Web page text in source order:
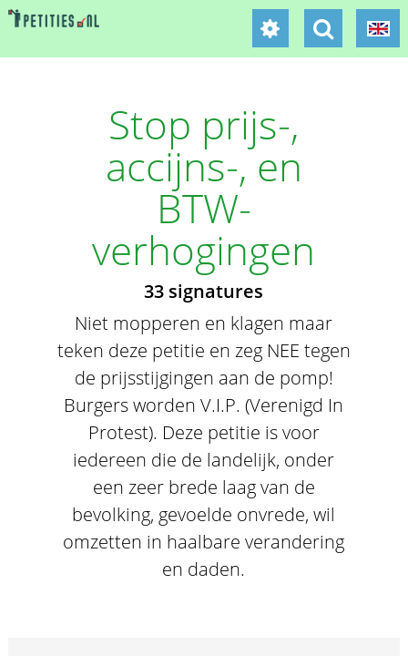
Stop prijs-,
accijns-, en
BTW-
verhogingen
33 signatures
Niet mopperen en klagen maar
teken deze petitie en zeg NEE tegen
de prijsstijgingen aan de pomp!
Burgers worden V.I.P. (Verenigd In
Protest). Deze petitie is voor
iedereen die de landelijk, onder
een zeer brede laag van de
bevolking, gevoelde onvrede, wil
omzetten in haalbare verandering
en daden.